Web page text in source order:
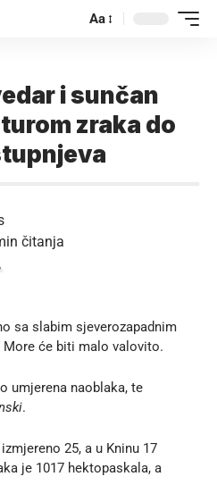
Aa
i sunčan
zraka do
čitanja
sa slabim sjeverozapadnim
će biti malo valovito.
umjerena naoblaka, te
.
25, a u Kninu 17
je 1017 hektopaskala, a